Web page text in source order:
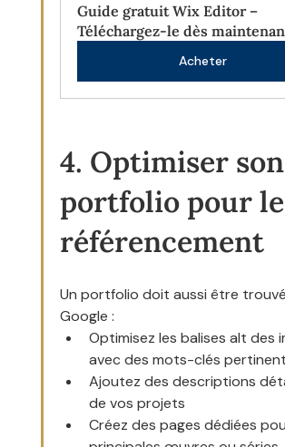
Guide gratuit Wix Editor –
Téléchargez-le dès
Acheter
4. Optimiser son
portfolio pour le
référencement
Un portfolio doit aussi être
Google :
Optimisez les balises alt des
avec des mots-clés
Ajoutez des descriptions
de vos projets
Créez des pages dédiées